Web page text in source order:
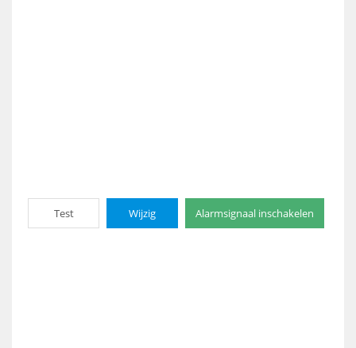
Test Wijzig Alarmsignaal inschakelen